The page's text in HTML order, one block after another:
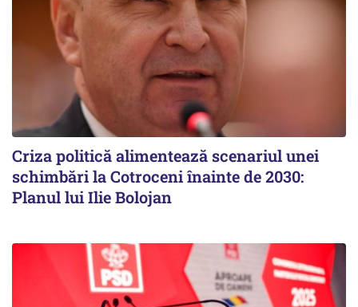
Criza politică alimentează scenariul unei
schimbări la Cotroceni înainte de 2030:
Planul lui Ilie Bolojan